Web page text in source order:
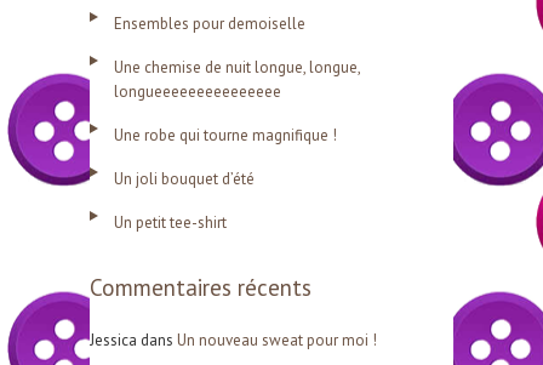
h
e
r
Ensembles pour demoiselle
Une chemise de nuit longue, longue,
longueeeeeeeeeeeeeee
Une robe qui tourne magnifique !
Un joli bouquet d’été
Un petit tee-shirt
Commentaires récents
Jessica dans Un nouveau sweat pour moi !